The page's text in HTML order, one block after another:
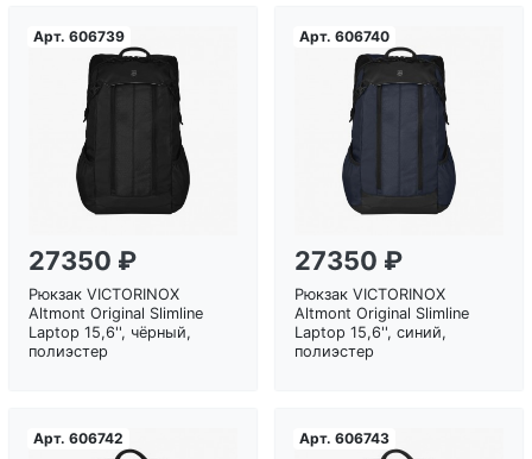
Арт. 606739
27350 ₽
Рюкзак VICTORINOX
Altmont Original Slimline
Laptop 15,6'', чёрный,
полиэстер
Арт. 606740
27350 ₽
Рюкзак VICTORINOX
Altmont Original Slimline
Laptop 15,6'', синий,
полиэстер
Арт. 606742 Арт. 606743